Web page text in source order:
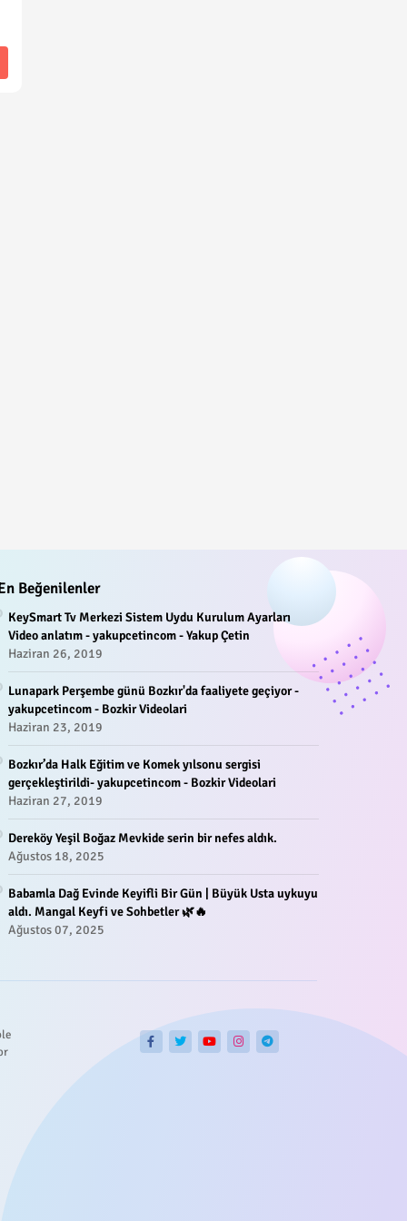
Beğenilenler
KeySmart Tv Merkezi Sistem Uydu Kurulum Ayarları
Video anlatım - yakupcetincom - Yakup Çetin
Haziran 26, 2019
Lunapark Perşembe günü Bozkır'da faaliyete geçiyor -
yakupcetincom - Bozkir Videolari
Haziran 23, 2019
Bozkır’da Halk Eğitim ve Komek yılsonu sergisi
gerçekleştirildi- yakupcetincom - Bozkir Videolari
Haziran 27, 2019
Dereköy Yeşil Boğaz Mevkide serin bir nefes aldık.
Ağustos 18, 2025
Babamla Dağ Evinde Keyifli Bir Gün | Büyük Usta uykuyu
aldı. Mangal Keyfi ve Sohbetler 🌿🔥
Ağustos 07, 2025